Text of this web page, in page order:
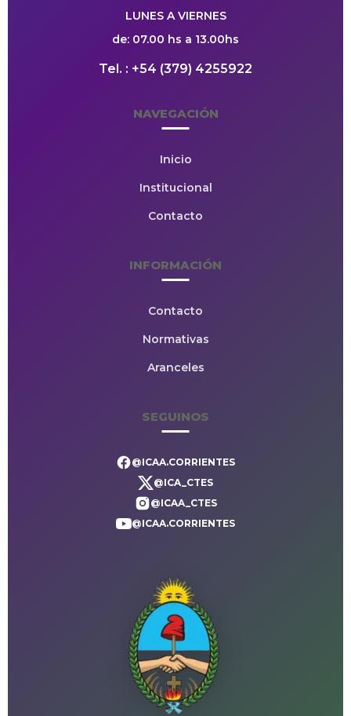
LUNES A VIERNES
de: 07.00 hs a 13.00hs
Tel. : +54 (379) 4255922
NAVEGACIÓN
Inicio
Institucional
Contacto
INFORMACIÓN
Contacto
Normativas
Aranceles
SEGUINOS
@ICAA.CORRIENTES
@ICA_CTES
@ICAA_CTES
@ICAA.CORRIENTES